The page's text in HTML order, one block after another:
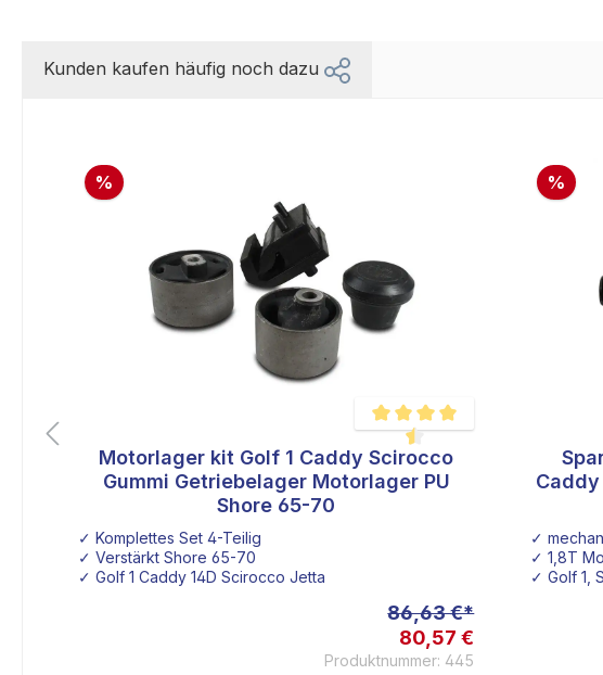
Kunden kaufen häufig noch dazu
Bewertung von 5 von 5 Sternen
%
Durchschnittliche Bewertung von
Motorlager kit Golf 1 Caddy Scirocco
Gummi Getriebelager Motorlager PU
Shore 65-70
✓ Komplettes Set 4-Teilig
✓ Verstärkt Shore 65-70
✓ Golf 1 Caddy 14D Scirocco Jetta
86,63 €*
80,57 €
Produktnummer: 445
%
Caddy
✓
✓ 1,8T
✓ Golf 1,